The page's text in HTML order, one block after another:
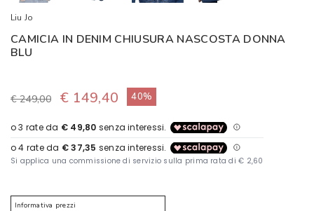
Liu Jo
CAMICIA IN DENIM CHIUSURA NASCOSTA DONNA
BLU
€ 249,00 € 149,40 40%
Informativa prezzi